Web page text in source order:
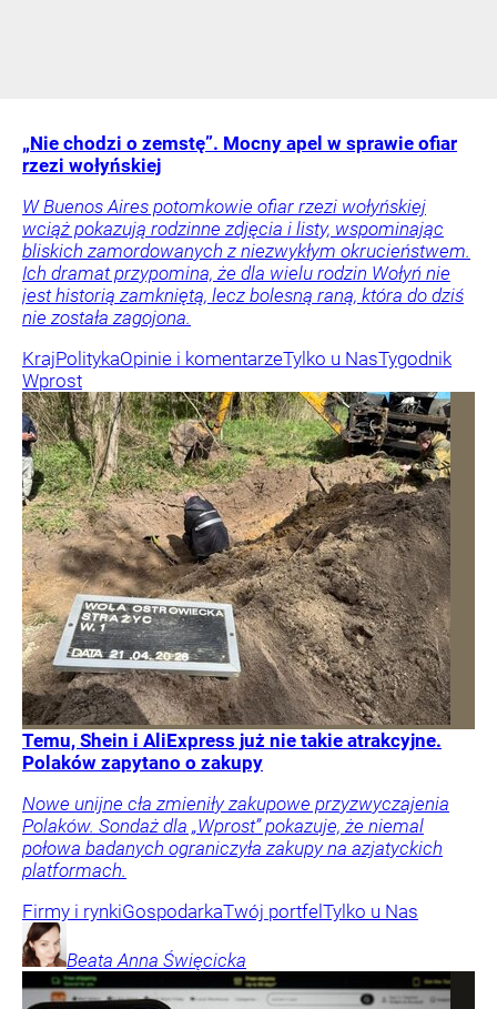
„Nie chodzi o zemstę”. Mocny apel w sprawie ofiar
rzezi wołyńskiej
W Buenos Aires potomkowie ofiar rzezi wołyńskiej
wciąż pokazują rodzinne zdjęcia i listy, wspominając
bliskich zamordowanych z niezwykłym okrucieństwem.
Ich dramat przypomina, że dla wielu rodzin Wołyń nie
jest historią zamkniętą, lecz bolesną raną, która do dziś
nie została zagojona.
KrajPolitykaOpinie i komentarzeTylko u NasTygodnik
Wprost
Temu, Shein i AliExpress już nie takie atrakcyjne.
Polaków zapytano o zakupy
Nowe unijne cła zmieniły zakupowe przyzwyczajenia
Polaków. Sondaż dla „Wprost” pokazuje, że niemal
połowa badanych ograniczyła zakupy na azjatyckich
platformach.
Firmy i rynkiGospodarkaTwój portfel Tylko u Nas
Beata Anna Święcicka